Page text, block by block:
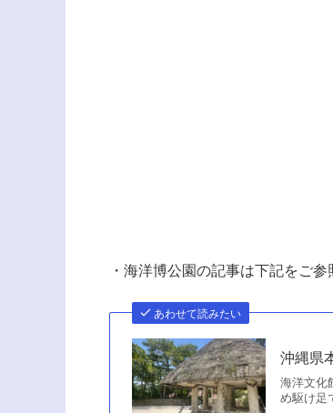
・海洋博公園の記事は下記をご
あわせて読みたい
沖縄県
海洋文化
め駆け